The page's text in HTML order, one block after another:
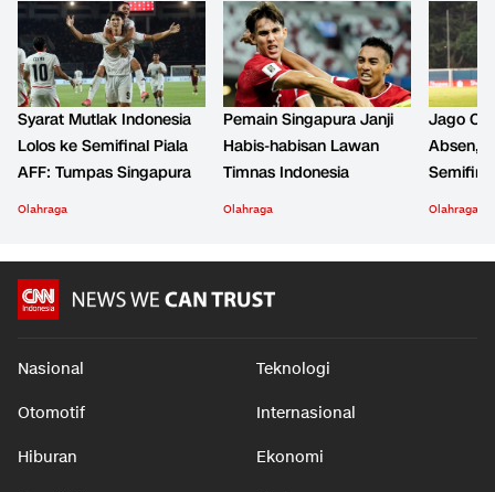
Syarat Mutlak Indonesia
Lolos ke Semifinal Piala
AFF: Tumpas Singapura
Olahraga
Pemain Singapura Janji
Habis-habisan Lawan
Timnas Indonesia
Olahraga
Jago
Absen,
Olahraga
Nasional Teknologi
Otomotif Internasional
Hiburan Ekonomi